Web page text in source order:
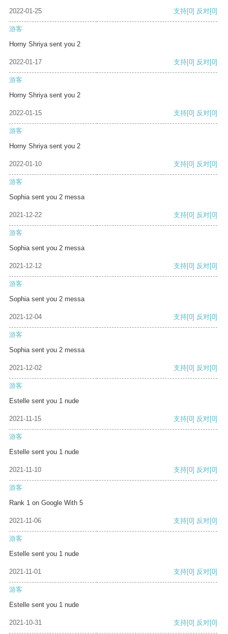
2022-01-25 支持[0] 反对[0]
游客
Horny Shriya sent you 2
2022-01-17 支持[0] 反对[0]
游客
Horny Shriya sent you 2
2022-01-15 支持[0] 反对[0]
游客
Horny Shriya sent you 2
2022-01-10 支持[0] 反对[0]
游客
Sophia sent you 2 messa
2021-12-22 支持[0] 反对[0]
游客
Sophia sent you 2 messa
2021-12-12 支持[0] 反对[0]
游客
Sophia sent you 2 messa
2021-12-04 支持[0] 反对[0]
游客
Sophia sent you 2 messa
2021-12-02 支持[0] 反对[0]
游客
Estelle sent you 1 nude
2021-11-15 支持[0] 反对[0]
游客
Estelle sent you 1 nude
2021-11-10 支持[0] 反对[0]
游客
Rank 1 on Google With 5
2021-11-06 支持[0] 反对[0]
游客
Estelle sent you 1 nude
2021-11-01 支持[0] 反对[0]
游客
Estelle sent you 1 nude
2021-10-31 支持[0] 反对[0]